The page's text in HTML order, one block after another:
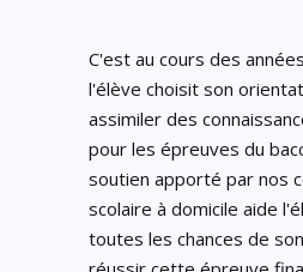
C'est au cours des
l'élève choisit son
assimiler des
pour les épreuves du
soutien apporté par nos
scolaire à domicile aide
toutes les chances de